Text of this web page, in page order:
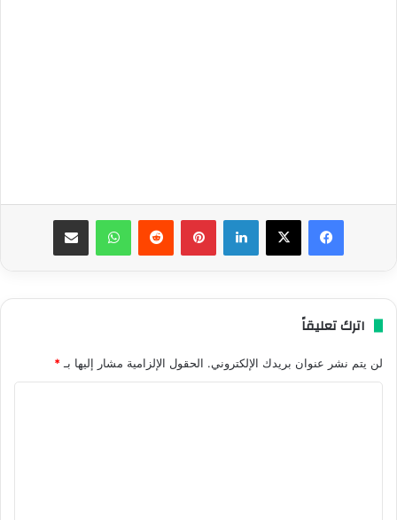
فيسبوك ‫X لينكدإن بينتيريست واتساب مشاركة عبر البريد
اترك تعليقاً
لن يتم نشر عنوان بريدك الإلكتروني. الحقول الإلزامية مشار إليها بـ *